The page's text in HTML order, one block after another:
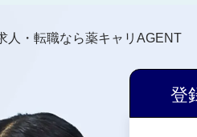
人・転職なら薬キャリAGENT
登